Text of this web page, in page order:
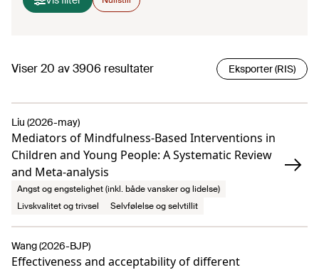
Viser20 av3906 resultater Eksporter (RIS)
Mediators of Mindfulness-Based Interventions in
Children and Young People: A Systematic Review
and Meta-analysis
Liu (2026-may)
Angst og engstelighet (inkl. både vansker og lidelse)
Livskvalitet og trivsel
Selvfølelse og selvtillit
Effectiveness and acceptability of different
Wang (2026-BJP)